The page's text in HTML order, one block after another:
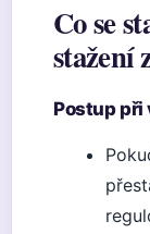
Co se
stažení
Postup při